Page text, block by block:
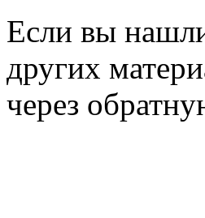
Если вы
других
через